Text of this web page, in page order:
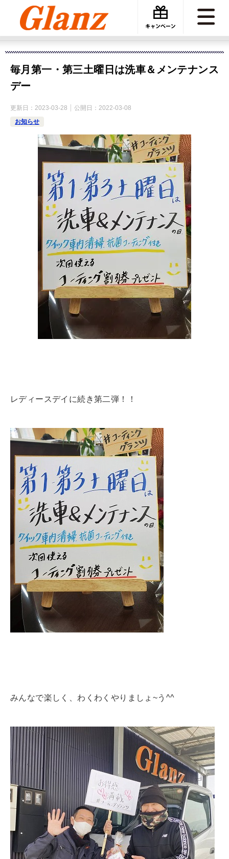
カーケアグランツ
お知らせ
毎月第一・第三土曜日は洗車＆メンテナンスデー
毎月第一・第三土曜日は洗車＆メンテナンス
デー
更新日： 2023-03-28 公開日： 2022-03-08
お知らせ
レディースデイに続き第二弾！！
みんなで楽しく、わくわくやりましょ~う^^